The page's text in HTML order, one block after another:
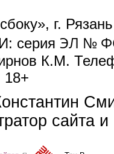
г.
серия ЭЛ №
К.М.
sends e-mail)
18+
сайта